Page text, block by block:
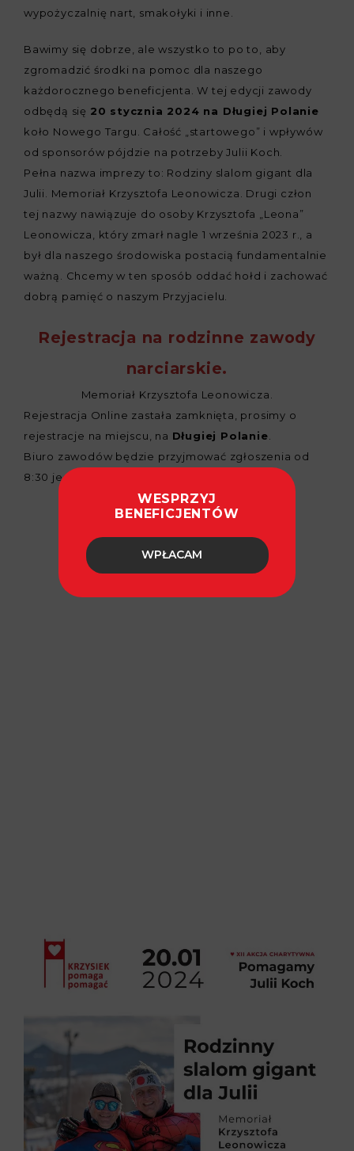
wypożyczalnię nart, smakołyki i inne.
Bawimy się dobrze, ale wszystko to po to, aby
zgromadzić środki na pomoc dla naszego
każdorocznego beneficjenta. W tej edycji zawody
odbędą się 20 stycznia 2024 na Długiej Polanie
koło Nowego Targu. Całość „startowego” i wpływów
od sponsorów pójdzie na potrzeby Julii Koch.
Pełna nazwa imprezy to: Rodziny slalom gigant dla
Julii. Memoriał Krzysztofa Leonowicza. Drugi człon
tej nazwy nawiązuje do osoby Krzysztofa „Leona”
Leonowicza, który zmarł nagle 1 września 2023 r., a
był dla naszego środowiska postacią fundamentalnie
ważną. Chcemy w ten sposób oddać hołd i zachować
dobrą pamięć o naszym Przyjacielu.
Rejestracja na rodzinne zawody
narciarskie.
Memoriał Krzysztofa Leonowicza.
Rejestracja Online zastała zamknięta, prosimy o
rejestracje na miejscu, na Długiej Polanie
Biuro zawodów będzie przyjmować zgłoszenia od
8:30 jedynie do godziny 10:00
WESPRZYJ
BENEFICJENTÓW
WPŁACAM